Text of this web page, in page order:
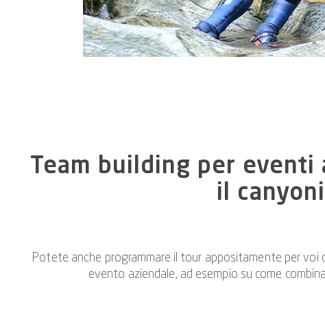
Team building per
il
Potete anche programmare il tour appositamente per voi
evento aziendale, ad esempio su come